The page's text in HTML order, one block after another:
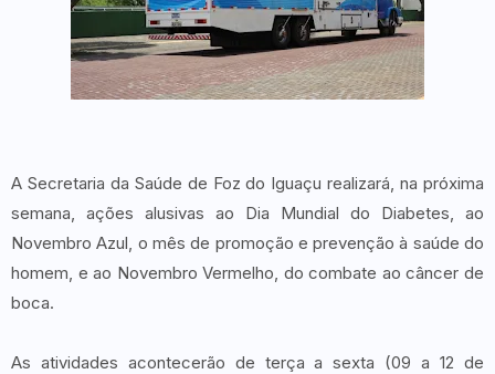
A Secretaria da Saúde de Foz do Iguaçu realizará, na próxima
semana, ações alusivas ao Dia Mundial do Diabetes, ao
Novembro Azul, o mês de promoção e prevenção à saúde do
homem, e ao Novembro Vermelho, do combate ao câncer de
boca.
As atividades acontecerão de terça a sexta (09 a 12 de